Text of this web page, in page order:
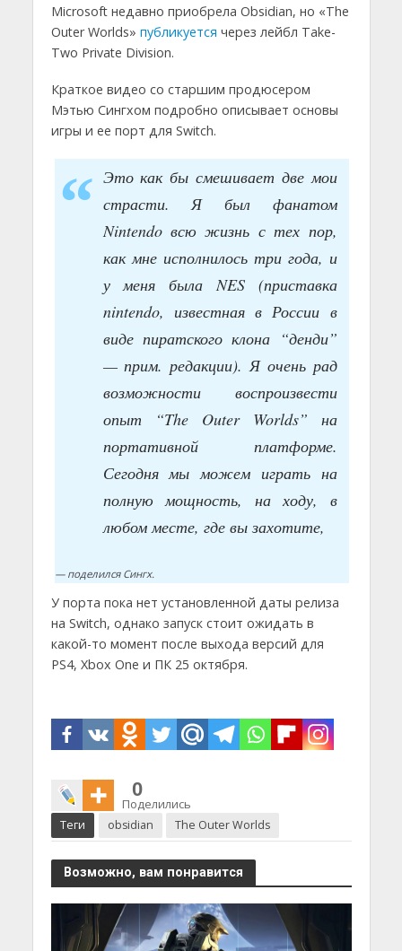
Microsoft недавно приобрела Obsidian, но «The
Outer Worlds» публикуется через лейбл Take-
Two Private Division.
Краткое видео со старшим продюсером
Мэтью Сингхом подробно описывает основы
игры и ее порт для Switch.
Это как бы смешивает две мои
страсти. Я был фанатом
Nintendo всю жизнь с тех пор,
как мне исполнилось три года, и
у меня была NES (приставка
nintendo, известная в России в
виде пиратского клона “денди”
— прим. редакции). Я очень рад
возможности воспроизвести
опыт “The Outer Worlds” на
портативной платформе.
Сегодня мы можем играть на
полную мощность, на ходу, в
любом месте, где вы захотите,
— поделился Сингх.
У порта пока нет установленной даты релиза
на Switch, однако запуск стоит ожидать в
какой-то момент после выхода версий для
PS4, Xbox One и ПК 25 октября.
0
Поделились
Теги obsidian The Outer Worlds
Возможно, вам понравится